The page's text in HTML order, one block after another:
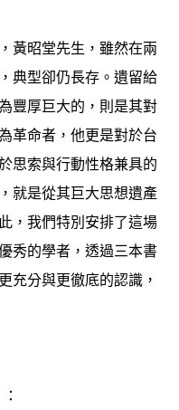
黃昭堂先生，雖然在兩
典型卻仍長存。遺留給
豐厚巨大的，則是其對
革命者，他更是對於台
思索與行動性格兼具的
就是從其巨大思想遺產
，我們特別安排了這場
秀的學者，透過三本書
充分與更徹底的認識，
：